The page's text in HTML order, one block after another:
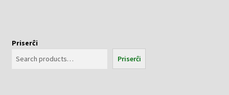
Priserĉi
Priserĉi